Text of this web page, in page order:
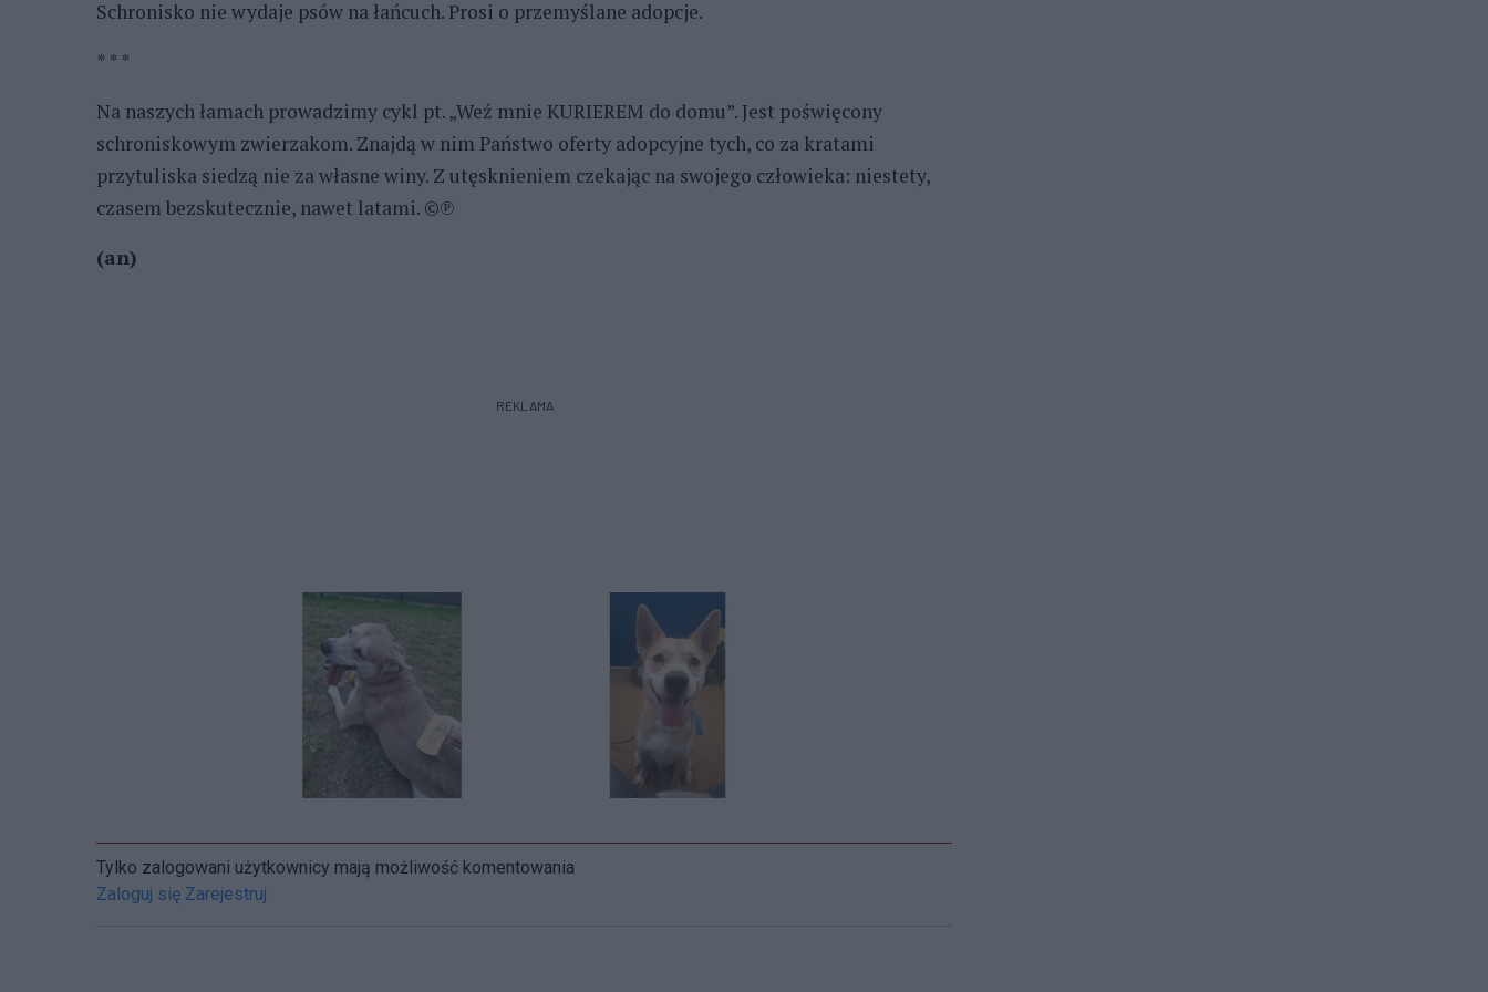
Schronisko nie wydaje psów na łańcuch. Prosi o przemyślane adopcje.
* * *
Na naszych łamach prowadzimy cykl pt. „Weź mnie KURIEREM do domu”. Jest poświęcony
schroniskowym zwierzakom. Znajdą w nim Państwo oferty adopcyjne tych, co za kratami
przytuliska siedzą nie za własne winy. Z utęsknieniem czekając na swojego człowieka: niestety,
czasem bezskutecznie, nawet latami. ©℗
(an)
REKLAMA
Tylko zalogowani użytkownicy mają możliwość komentowania
Zaloguj się Zarejestruj